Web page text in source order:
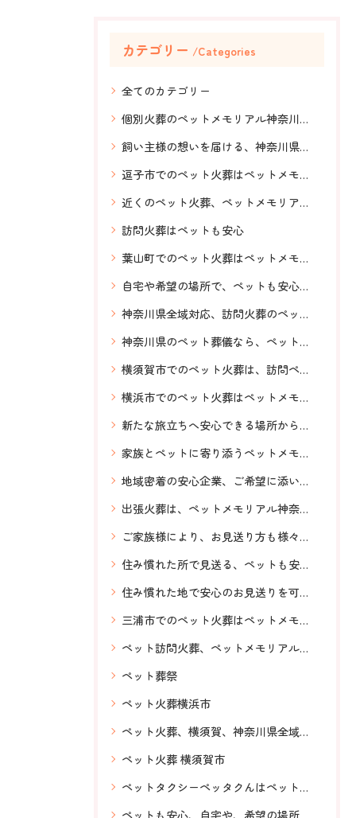
カテゴリー Categories
全てのカテゴリー
個別火葬のペットメモリアル神奈川、安心
飼い主様の想いを届ける、神奈川県全域対応、横須賀のペットメモリアル神奈川、明朗会計
逗子市でのペット火葬はペットメモリアル神奈川へお任せください。
近くのペット火葬、ペットメモリアル神奈川、安心、希望の場所でご対応、
訪問火葬はペットも安心
葉山町でのペット火葬はペットメモリアル神奈川へ、ご相談ください。
自宅や希望の場所で、ペットも安心の訪問火葬。神奈川県全域対応のペットメモリアル神奈川のあたたかいお見送り
神奈川県全域対応、訪問火葬のペットメモリアル神奈川、横須賀から発信
神奈川県のペット葬儀なら、ペットメモリアル神奈川へ！安心信頼横須賀から神奈川県全域対応
横須賀市でのペット火葬は、訪問ペット火葬ペットメモリアル神奈川へお任せください。
横浜市でのペット火葬はペットメモリアル神奈川へお任せください。
新たな旅立ちへ安心できる場所から送りだす、ペットメモリアル神奈川の訪問ペット火葬。お伺いするスタッフも前もってわかるからなお安心。
家族とペットに寄り添うペットメモリアル神奈川のペット火葬
地域密着の安心企業、ご希望に添いながら温かいお見送り、訪問ペット火葬 ペットメモリアル神奈川の専門スタッフ
出張火葬は、ペットメモリアル神奈川へおまかせください。
ご家族様により、お見送り方も様々に対応、ペット火葬横須賀、神奈川県全域対応、訪問ペット火葬ペットメモリアル神奈川、虹の橋
住み慣れた所で見送る、ペットも安心の訪問火葬、ペットメモリアル神奈川にお任せ！横須賀市から神奈川県全域24時間対応
住み慣れた地で安心のお見送りを可能にするペットメモリアル神奈川の訪問ペット火葬
三浦市でのペット火葬はペットメモリアル神奈川へお任せください。
ペット訪問火葬、ペットメモリアル神奈川、明朗会計、神奈川県全域対応、安心、24時間対応
ペット葬祭
ペット火葬横浜市
ペット火葬、横須賀、神奈川県全域対応、訪問ペット火葬、虹の橋、ペットメモリアル神奈川、ペットも安心、希望の場所で
ペット火葬 横須賀市
ペットタクシーペッタクんはペットと一緒に気軽に移動できる。抱っこしたまま乗車可能。送迎、ドライブ、引越し、旅行等ご利用用途は沢山！ペットと気軽に移動は、ペットタクシーペッタクんへ！お問い合わせもLINEから簡単。
ペットも安心、自宅や、希望の場所でお見送り